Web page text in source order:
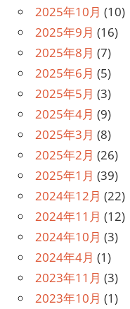
2025年10月 (10)
2025年9月 (16)
2025年8月 (7)
2025年6月 (5)
2025年5月 (3)
2025年4月 (9)
2025年3月 (8)
2025年2月 (26)
2025年1月 (39)
2024年12月 (22)
2024年11月 (12)
2024年10月 (3)
2024年4月 (1)
2023年11月 (3)
2023年10月 (1)